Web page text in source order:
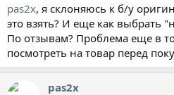
pas2x, я склоняюсь к б/у
это взять? И еще как выбрать
По отзывам? Проблема еще в
посмотреть на товар перед
pas2x